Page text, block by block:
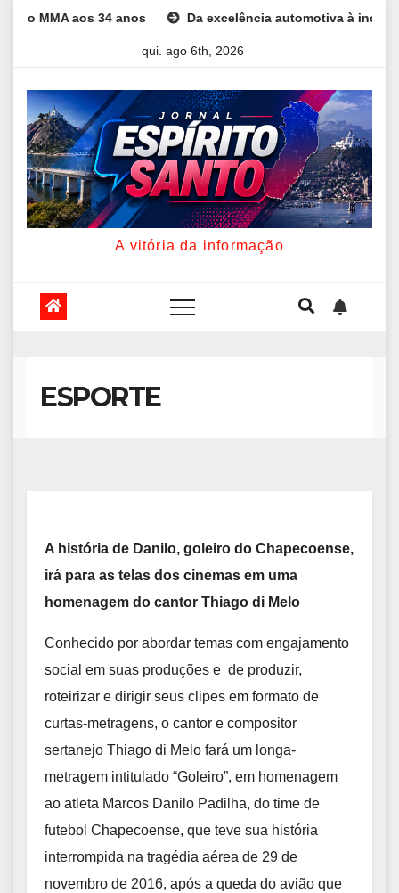
34 anos Da excelência automotiva à inovação digital: a
qui. ago 6th, 2026
A vitória da informação
ESPORTE
A história de Danilo, goleiro do Chapecoense,
irá para as telas dos cinemas em uma
homenagem do cantor Thiago di Melo
Conhecido por abordar temas com engajamento
social em suas produções e de produzir,
roteirizar e dirigir seus clipes em formato de
curtas-metragens, o cantor e compositor
sertanejo Thiago di Melo fará um longa-
metragem intitulado “Goleiro”, em homenagem
ao atleta Marcos Danilo Padilha, do time de
futebol Chapecoense, que teve sua história
interrompida na tragédia aérea de 29 de
novembro de 2016, após a queda do avião que